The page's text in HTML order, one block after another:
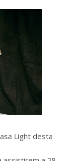
Light desta